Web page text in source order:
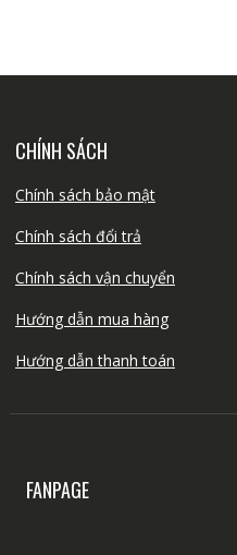
CHÍNH SÁCH
Chính sách bảo mật
Chính sách đổi trả
Chính sách vận chuyển
Hướng dẫn mua hàng
Hướng dẫn thanh toán
FANPAGE